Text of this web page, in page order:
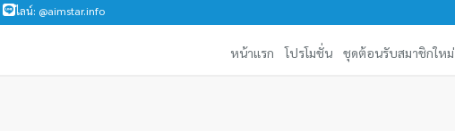
ไลน์: @aimstar.info
หน้าแรก โปรโมชั่น ชุดต้อนรับสมาชิกใหม่